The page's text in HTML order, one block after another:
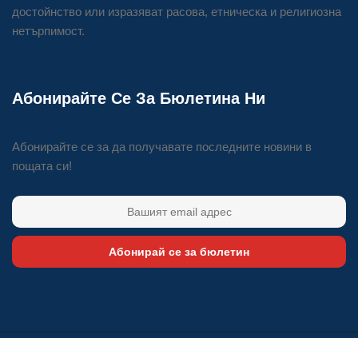
достойнство или изразяват расова, етническа и религиозна
нетърпимост.
Абонирайте Се За Бюлетина Ни
Абонирайте се за да получавате последните новини в
пощата си!
Абонирай се за бюлетин